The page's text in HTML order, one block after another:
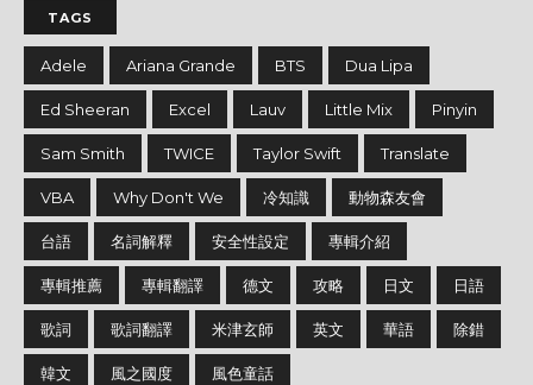
TAGS
Adele Ariana Grande BTS Dua Lipa
Ed Sheeran Excel Lauv Little Mix Pinyin
Sam Smith TWICE Taylor Swift Translate
VBA Why Don't We 冷知識 動物森友會
台語 名詞解釋 安全性設定 專輯介紹
專輯推薦 專輯翻譯 德文 攻略 日文 日語
歌詞 歌詞翻譯 米津玄師 英文 華語 除錯
韓文 風之國度 風色童話